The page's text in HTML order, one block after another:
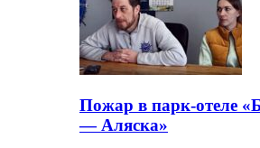
Пожар в парк-отеле
— Аляска»